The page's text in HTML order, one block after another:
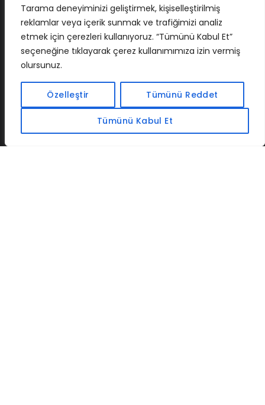
Tarama deneyiminizi geliştirmek, kişiselleştirilmiş
reklamlar veya içerik sunmak ve trafiğimizi analiz
etmek için çerezleri kullanıyoruz. “Tümünü Kabul Et”
seçeneğine tıklayarak çerez kullanımımıza izin vermiş
olursunuz.
Özelleştir Tümünü Reddet
Tümünü Kabul Et
İLETIŞIM BAF CADSOFTUSA MAXIMUMPCGUIDES